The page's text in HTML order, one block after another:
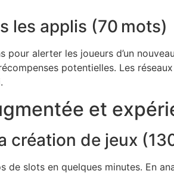
les applis (70 mots)
pour alerter les joueurs d’un
potentielles. Les
et
création de jeux
de slots en quelques minutes. En